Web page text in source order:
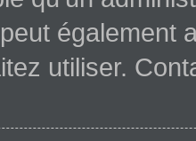
également
utiliser.